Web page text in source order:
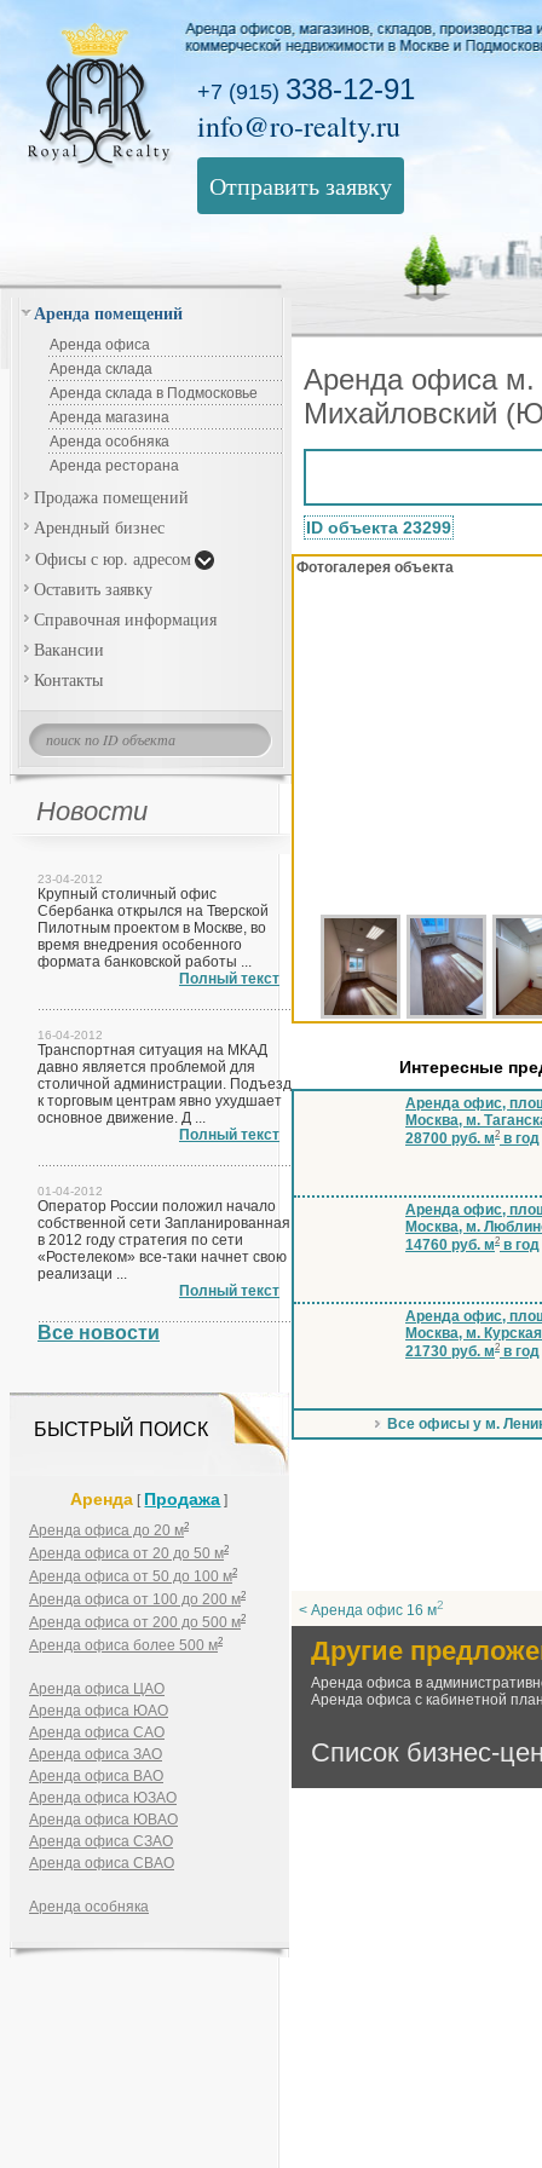
+7 (915) 338-12-91
info@ro-realty.ru
Отправить заявку
Аренда помещений
Аренда офиса
Аренда склада
Аренда склада в Подмосковье
Аренда магазина
Аренда особняка
Аренда ресторана
Продажа помещений
Арендный бизнес
Офисы с юр. адресом
Оставить заявку
Справочная информация
Вакансии
Контакты
Новости
23-04-2012
Крупный столичный офис
Сбербанка открылся на Тверской
Пилотным проектом в Москве, во
время внедрения особенного
формата банковской работы ...
Полный текст
16-04-2012
Транспортная ситуация на МКАД
давно является проблемой для
столичной администрации. Подъезд
к торговым центрам явно ухудшает
основное движение. Д ...
Полный текст
01-04-2012
Оператор России положил начало
собственной сети Запланированная
в 2012 году стратегия по сети
«Ростелеком» все-таки начнет свою
реализаци ...
Полный текст
Все новости
БЫСТРЫЙ ПОИСК
Аренда [ Продажа ]
Аренда офиса до 20 м2
Аренда офиса от 20 до 50 м2
Аренда офиса от 50 до 100 м2
Аренда офиса от 100 до 200 м2
Аренда офиса от 200 до 500 м2
Аренда офиса более 500 м2
Аренда офиса ЦАО
Аренда офиса ЮАО
Аренда офиса САО
Аренда офиса ЗАО
Аренда офиса ВАО
Аренда офиса ЮЗАО
Аренда офиса ЮВАО
Аренда офиса СЗАО
Аренда офиса СВАО
Аренда особняка
Аренда офиса м.
Михайловский
ID объекта 23299
Фотогалерея объекта
Интересные
Аренда офис,
Москва, м.
28700 руб. м2 в год
Аренда офис,
Москва, м.
14760 руб. м2 в год
Аренда офис,
Москва, м. Курская
21730 руб. м2 в год
Все офисы у м.
< Аренда офис 16 м2
Другие
Аренда офиса в
Аренда офиса с кабинетной
Список бизнес-